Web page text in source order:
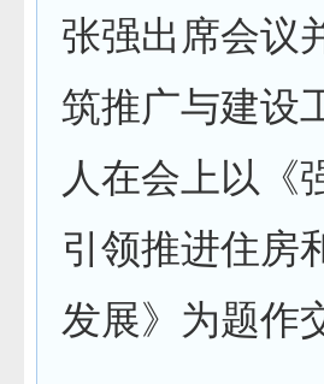
张强出席会议
筑推广与建设
人在会上以《
引领推进住房
发展》为题作